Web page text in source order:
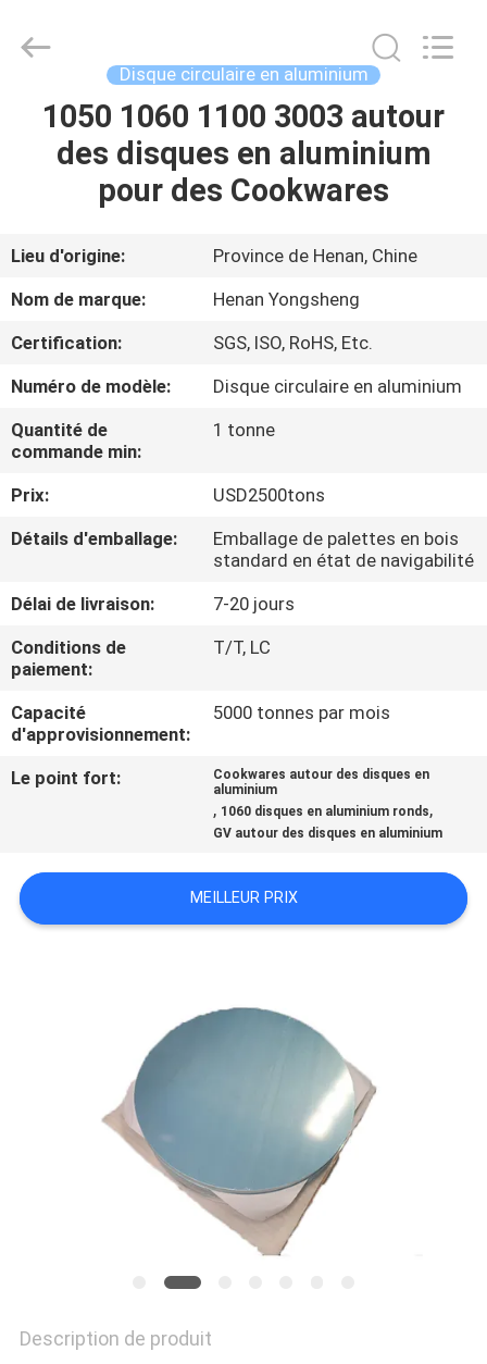
MAISON
PRODUITS
AU
SUJET
DE
VISITE
CONTRÔLE
QUALITÉ
CONTACTEZ-
NOUS
NOUVELLES
DEMANDEZ
POLITIQUE
CONFIDENTIALITÉ
Yongsheng
Aluminum
Disque circulaire en aluminium
1050 1060 1100 3003 autour
des disques en aluminium
pour des Cookwares
Lieu d'origine:
Province de Henan, Chine
Nom de marque:
Henan Yongsheng
Certification:
SGS, ISO, RoHS, Etc.
Numéro de modèle:
Disque circulaire en aluminium
Quantité de
commande min:
1 tonne
Prix:
USD2500tons
Détails d'emballage:
Emballage de palettes en bois
standard en état de navigabilité
Délai de livraison:
7-20 jours
Conditions de
paiement:
T/T, LC
Capacité
d'approvisionnement:
5000 tonnes par mois
Le point fort:
Cookwares autour des disques en
aluminium
, 1060 disques en aluminium ronds,
GV autour des disques en aluminium
MEILLEUR PRIX
Description de produit